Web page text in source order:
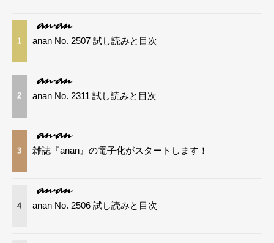
1 anan No. 2507 試し読みと目次
2 anan No. 2311 試し読みと目次
3 雑誌『anan』の電子化がスタートします！
4 anan No. 2506 試し読みと目次